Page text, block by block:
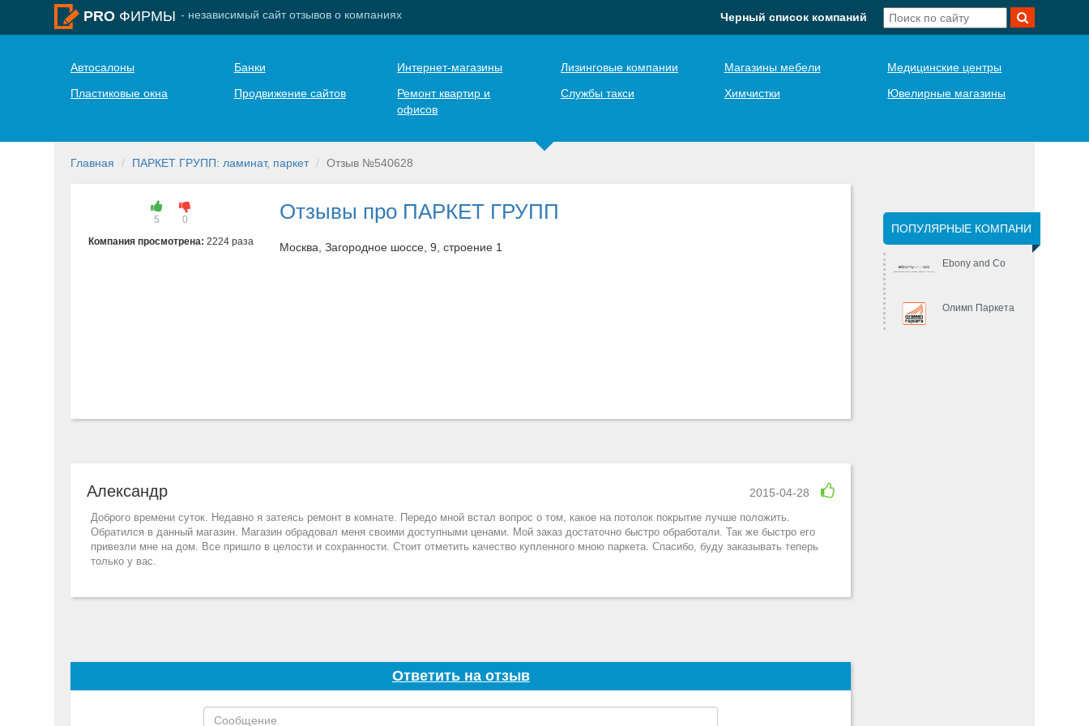
PRO ФИРМЫ - независимый сайт отзывов о компаниях Черный список компаний
Автосалоны Банки Интернет-магазины Лизинговые компании Магазины мебели
Медицинские центры
Пластиковые окна
Продвижение сайтов
Ремонт квартир и
офисов
Службы такси Химчистки Ювелирные магазины
Главная ПАРКЕТ ГРУПП: ламинат, паркет Отзыв №540628
5
0
Компания просмотрена:2224 раза
Отзывы про ПАРКЕТ ГРУПП
Москва, Загородное шоссе, 9, строение 1
Александр 2015-04-28
Доброго времени суток. Недавно я затеясь ремонт в комнате. Передо мной встал вопрос о том, какое на потолок покрытие лучше положить.
Обратился в данный магазин. Магазин обрадовал меня своими доступными ценами. Мой заказ достаточно быстро обработали. Так же быстро его
привезли мне на дом. Все пришло в целости и сохранности. Стоит отметить качество купленного мною паркета. Спасибо, буду заказывать теперь
только у вас.
Ответить на отзыв
ПОПУЛЯРНЫЕ КОМПАНИ
Ebony and Co
Олимп Паркета